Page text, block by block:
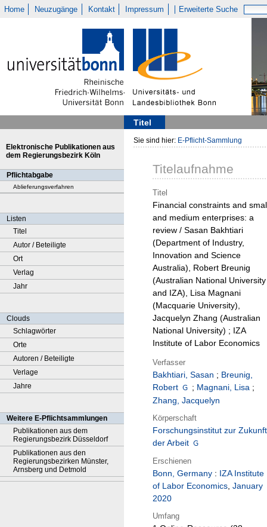
Home Neuzugänge Kontakt Impressum Erweiterte Suche
Titel
Elektronische Publikationen aus
dem Regierungsbezirk Köln
Pflichtabgabe
Ablieferungsverfahren
Listen
Titel
Autor / Beteiligte
Ort
Verlag
Jahr
Clouds
Schlagwörter
Orte
Autoren / Beteiligte
Verlage
Jahre
Weitere E-Pflichtsammlungen
Publikationen aus dem
Regierungsbezirk Düsseldorf
Publikationen aus den
Regierungsbezirken Münster,
Arnsberg und Detmold
Sie sind hier: E-Pflicht-Sammlung
Titelaufnahme
Titel
Financial constraints and
and medium enterprises: a
review / Sasan Bakhtiari
(Department of Industry,
Innovation and Science
Australia), Robert Breunig
(Australian National University
and IZA), Lisa Magnani
(Macquarie University),
Jacquelyn Zhang (Australian
National University) ; IZA
Institute of Labor Economics
Verfasser
Bakhtiari, Sasan ; Breunig,
Robert
; Magnani, Lisa ;
Zhang, Jacquelyn
Körperschaft
Forschungsinstitut zur Zukunft
der Arbeit
Erschienen
Bonn, Germany : IZA Institute
of Labor Economics, January
2020
Umfang